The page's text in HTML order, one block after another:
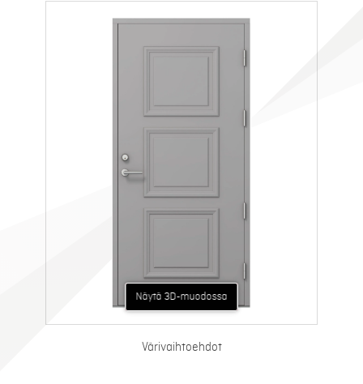
Näytä 3D-muodossa
Näytä AR-muodossa
Värivaihtoehdot